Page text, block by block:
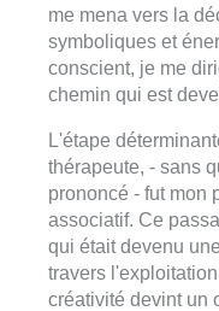
me mena vers la
symboliques et
conscient, je me
chemin qui est
L'étape
thérapeute, - sans
prononcé - fut mon
associatif. Ce
qui était devenu
travers
créativité devint un